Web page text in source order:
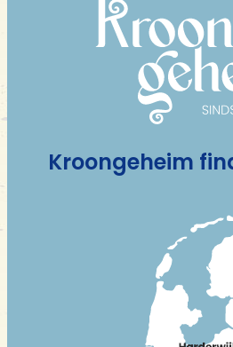
Kroongeheim